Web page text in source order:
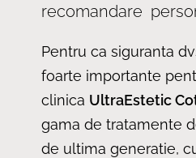
recomandare
Pentru ca siguranta
foarte importante
clinica UltraEstetic
gama de tratamente
de ultima generatie,